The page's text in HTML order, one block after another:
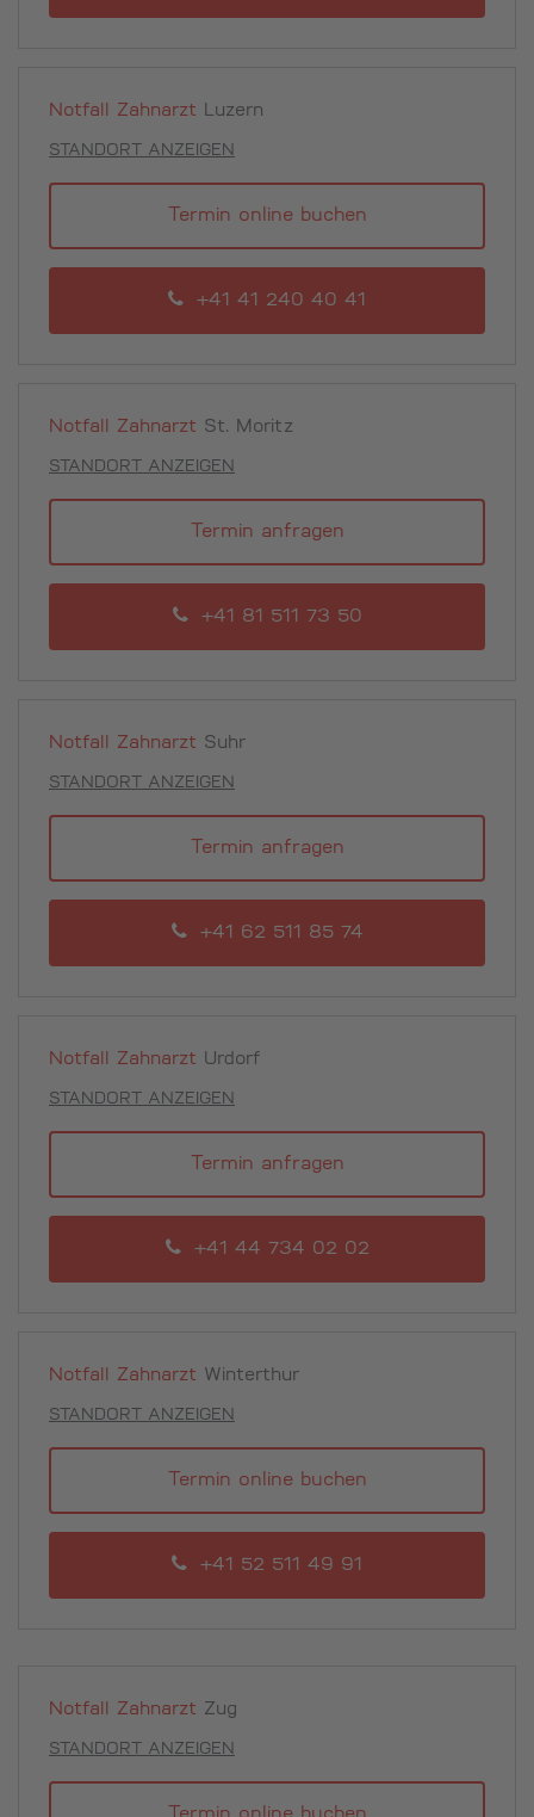
Notfall Zahnarzt Luzern
STANDORT ANZEIGEN
Termin online buchen
+41 41 240 40 41
Notfall Zahnarzt St. Moritz
STANDORT ANZEIGEN
Termin anfragen
+41 81 511 73 50
Notfall Zahnarzt Suhr
STANDORT ANZEIGEN
Termin anfragen
+41 62 511 85 74
Notfall Zahnarzt Urdorf
STANDORT ANZEIGEN
Termin anfragen
+41 44 734 02 02
Notfall Zahnarzt Winterthur
STANDORT ANZEIGEN
Termin online buchen
+41 52 511 49 91
Notfall Zahnarzt Zug
STANDORT ANZEIGEN